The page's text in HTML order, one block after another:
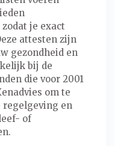
je exact
attesten zijn
gezondheid en
bij de
die voor 2001
om te
regelgeving en
of